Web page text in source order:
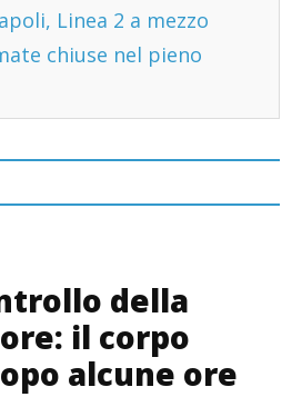
Linea 2 a mezzo
chiuse nel pieno
della
il corpo
alcune ore